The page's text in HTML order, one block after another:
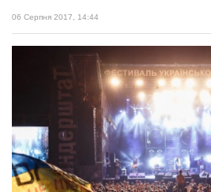
06 Серпня 2017, 14:44